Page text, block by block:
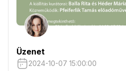
Üzenet
2024-10-07 15:00:00